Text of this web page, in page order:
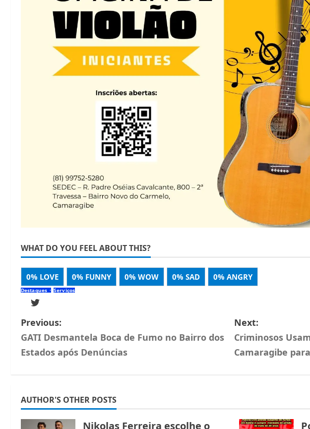
WHAT DO YOU FEEL ABOUT THIS?
0% LOVE 0% FUNNY 0% WOW 0% SAD 0% ANGRY
Destaques Serviços
Previous:
GATI Desmantela Boca de Fumo no Bairro dos
Estados após Denúncias
Next:
Criminosos
Camaragibe
AUTHOR'S OTHER POSTS
Nikolas Ferreira escolhe o